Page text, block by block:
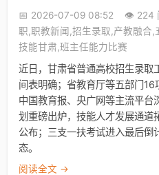
📅 2026-07-09 08:52 👁️ 224
职,职教新闻,招生录取,产教融合
技能甘肃,班主任能力比赛
近日，甘肃省普通高校招生录取
间表明确；省教育厅等五部门16
中国教育报、央广网等主流平
划重磅出炉，技能人才发展通道
公布；三支一扶考试进入最后倒
态。
阅读全文 →